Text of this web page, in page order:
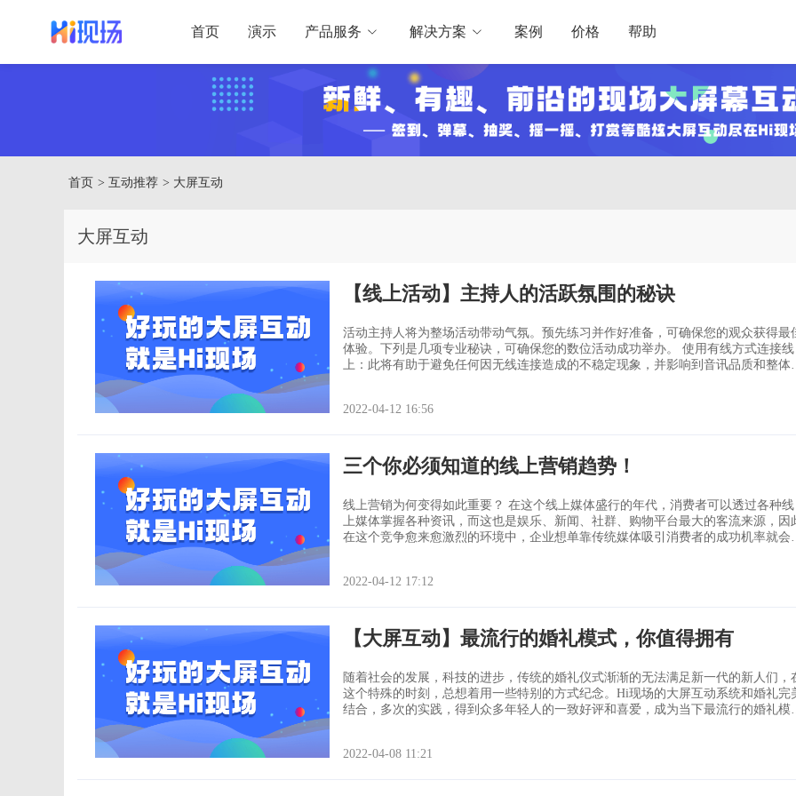
首页 演示 产品服务 解决方案 案例 价格 帮助
首页 > 互动推荐 > 大屏互动
大屏互动
【线上活动】主持人的活跃氛围的秘诀
活动主持人将为整场活动带动气氛。预先练习并作好准备，可确保您的观众获得最
体验。下列是几项专业秘诀，可确保您的数位活动成功举办。 使用有线方式连接线
上：此将有助于避免任何因无线连接造成的不稳定现象，并影响到音讯品质和整体的
尝试在安静的地方主持您的线上活
2022-04-12 16:56
三个你必须知道的线上营销趋势！
线上营销为何变得如此重要？ 在这个线上媒体盛行的年代，消费者可以透过各种线
上媒体掌握各种资讯，而这也是娱乐、新闻、社群、购物平台最大的客流来源，因
在这个竞争愈来愈激烈的环境中，企业想单靠传统媒体吸引消费者的成功机率就会大
能更顺利的卖出商品、提升品牌知
2022-04-12 17:12
【大屏互动】最流行的婚礼模式，你值得拥有
随着社会的发展，科技的进步，传统的婚礼仪式渐渐的无法满足新一代的新人们，
这个特殊的时刻，总想着用一些特别的方式纪念。Hi现场的大屏互动系统和婚礼完
结合，多次的实践，得到众多年轻人的一致好评和喜爱，成为当下最流行的婚礼模
效率。Hi现场大屏给大家带来
2022-04-08 11:21